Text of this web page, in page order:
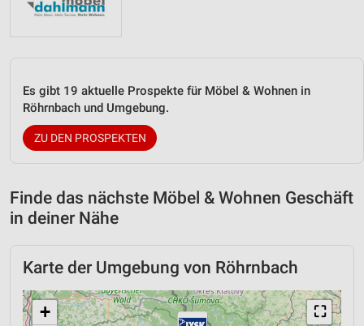
Es gibt 19 aktuelle Prospekte für Möbel & Wohnen in
Röhrnbach und Umgebung.
ZU DEN PROSPEKTEN
Finde das nächste Möbel & Wohnen Geschäft
in deiner Nähe
Karte der Umgebung von Röhrnbach
⛶
+